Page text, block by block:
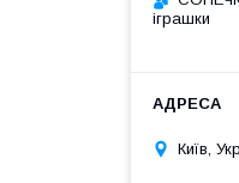
іграшки
Київ,